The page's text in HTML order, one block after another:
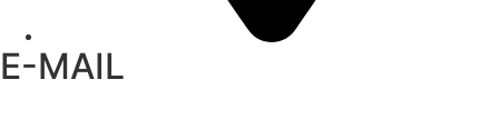
E-MAIL